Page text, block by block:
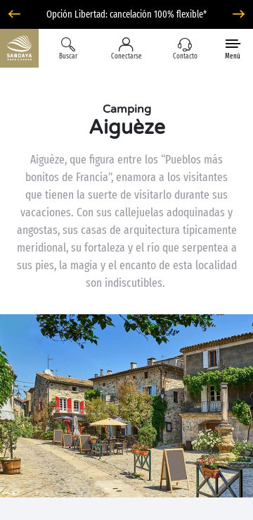
Opción Libertad: cancelación 100% flexible*
Buscar Conectarse Contacto Menú
Camping
Aiguèze
Aiguèze, que figura entre los “Pueblos más
bonitos de Francia”, enamora a los visitantes
que tienen la suerte de visitarlo durante sus
vacaciones. Con sus callejuelas adoquinadas y
angostas, sus casas de arquitectura típicamente
meridional, su fortaleza y el río que serpentea a
sus pies, la magia y el encanto de esta localidad
son indiscutibles.